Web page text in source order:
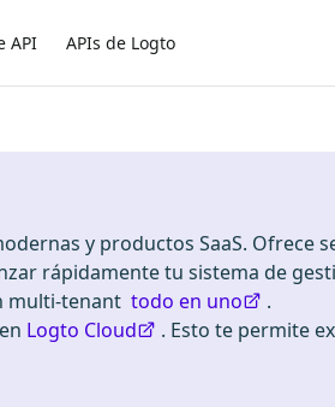
API APIs de Logto
y productos SaaS. Ofrece
rápidamente tu sistema de
multi-tenant todo en uno
.
Logto Cloud
. Esto te permite